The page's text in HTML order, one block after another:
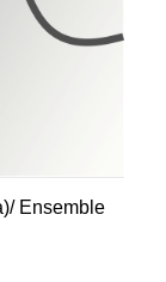
Ensemble